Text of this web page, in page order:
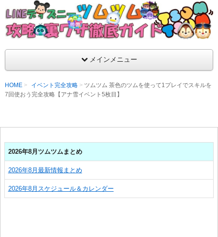
LINEディズニー ツムツム攻略・裏ワザ徹底
支持率No1！痒いところに手が届くツムツム攻略サイト！新ツ
ラ評価も丁寧に解説！ツムツムを120％楽しめるサイトを目指し
メインメニュー
HOME イベント完全攻略
ツムツム 茶色のツムを使って1プレイでスキルを
7回使おう完全攻略【アナ雪イベント5枚目】
2026年8月ツムツムまとめ
2026年8月最新情報まとめ
2026年8月スケジュール＆カレンダー